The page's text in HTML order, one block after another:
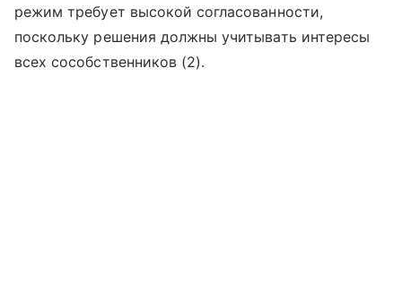
режим требует высокой согласованности,
поскольку решения должны учитывать интересы
всех сособственников (2).